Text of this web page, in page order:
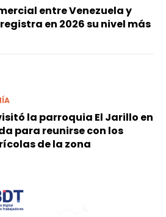
entre Venezuela y
en 2026 su nivel más
la parroquia El Jarillo en
para reunirse con los
de la zona